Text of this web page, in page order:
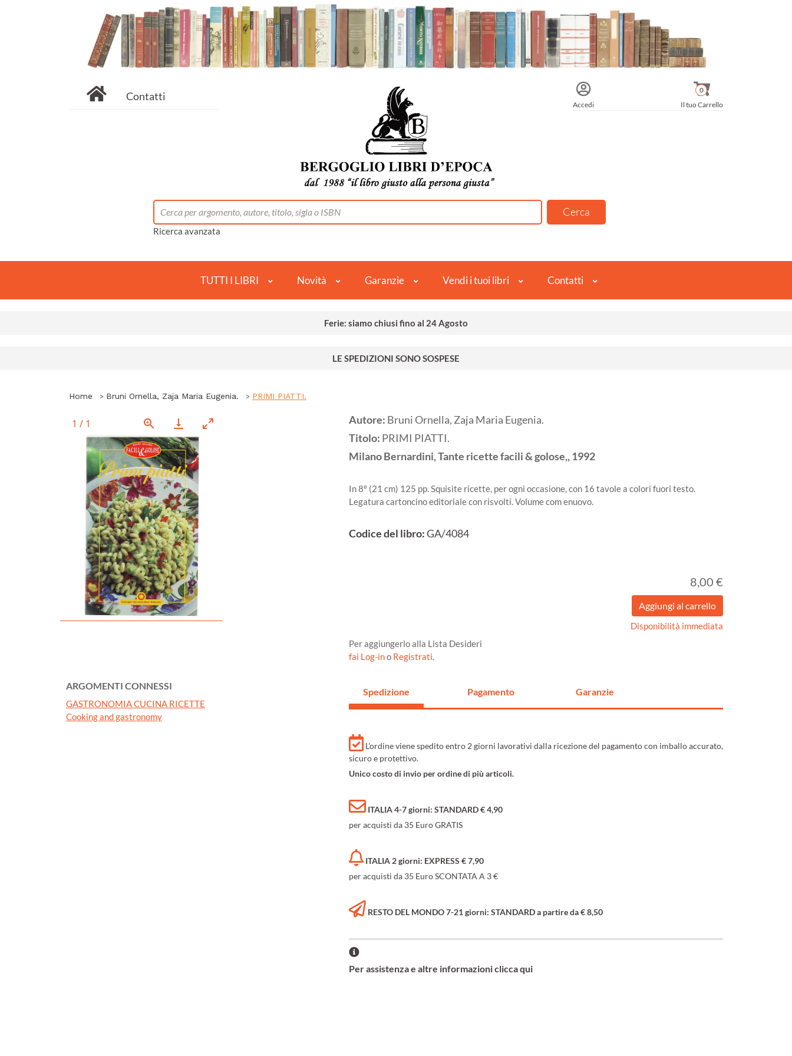
Contatti
Accedi Il tuo Carrello
0
Ricerca avanzata
TUTTI I LIBRI Novità Garanzie Vendi i tuoi libri Contatti
Ferie: siamo chiusi fino al 24 Agosto
LE SPEDIZIONI SONO SOSPESE
Home Bruni Ornella, Zaja Maria Eugenia. PRIMI PIATTI.
1 / 1
ARGOMENTI CONNESSI
GASTRONOMIA CUCINA RICETTE
Cooking and gastronomy
Autore: Bruni Ornella, Zaja Maria Eugenia.
Titolo: PRIMI PIATTI.
MilanoBernardini, Tante ricette facili & golose,,1992
In 8º (21 cm) 125 pp. Squisite ricette, per ogni occasione, con 16 tavole a colori fuori testo.
Legatura cartoncino editoriale con risvolti. Volume com enuovo.
Codice del libro:GA/4084
8,00 €
Disponibilità immediata
Per aggiungerlo alla Lista Desideri
fai Log-ino Registrati.
Spedizione Pagamento Garanzie
L'ordine viene spedito entro 2 giorni lavorativi dalla ricezione del pagamento con imballo accurato,
sicuro e protettivo.
Unico costo di invio per ordine di più articoli.
ITALIA 4-7 giorni: STANDARD € 4,90
per acquisti da 35 Euro GRATIS
ITALIA 2 giorni: EXPRESS € 7,90
per acquisti da 35 Euro SCONTATA A 3 €
RESTO DEL MONDO 7-21 giorni: STANDARD a partire da € 8,50
Per assistenza e altre informazioni clicca qui